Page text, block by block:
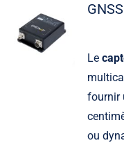
Le
fournir
ou